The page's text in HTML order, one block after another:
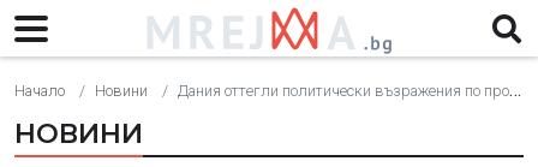
Начало Новини Дания оттегли политически възражения по проекта за "Северен поток-2"
НОВИНИ